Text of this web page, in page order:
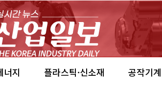
너지 플라스틱·신소재 공작기